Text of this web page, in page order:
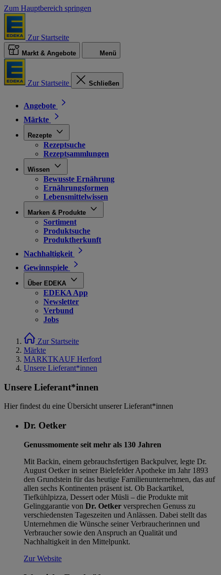
Zum Hauptbereich springen
Zur Startseite
Markt & Angebote Menü
Zur Startseite Schließen
Angebote
Märkte
Rezepte
Rezeptsuche
Rezeptsammlungen
Wissen
Bewusste Ernährung
Ernährungsformen
Lebensmittelwissen
Marken & Produkte
Sortiment
Produktsuche
Produktherkunft
Nachhaltigkeit
Gewinnspiele
Über EDEKA
EDEKA App
Newsletter
Verbund
Jobs
Zur Startseite
Märkte
MARKTKAUF Herford
Unsere Lieferant*innen
Unsere Lieferant*innen
Hier findest du eine Übersicht unserer Lieferant*innen
Dr. Oetker
Genussmomente seit mehr als 130 Jahren
Mit Backin, einem gebrauchsfertigen Backpulver, legte Dr.
August Oetker in seiner Bielefelder Apotheke im Jahr 1893
den Grundstein für das heutige Familienunternehmen, das auf
allen sechs Kontinenten präsent ist. Ob Backartikel,
Tiefkühlpizza, Dessert oder Müsli – die Produkte mit
Gelinggarantie von Dr. Oetker versprechen Genuss zu
verschiedensten Tageszeiten und Anlässen. Dabei stellt das
Unternehmen die Wünsche seiner Verbraucherinnen und
Verbraucher sowie den Anspruch an Qualität und
Nachhaltigkeit in den Mittelpunkt.
Zur Website